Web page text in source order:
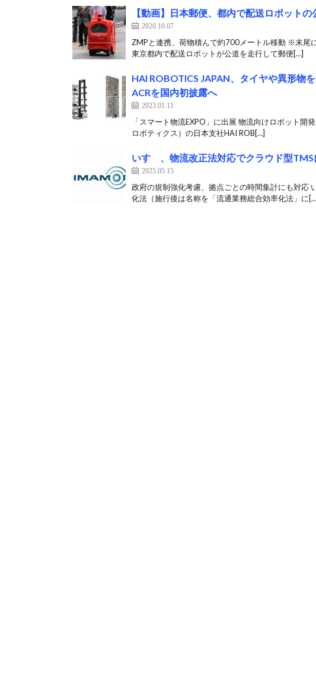
【動画】日本郵便、都内で配送ロボット
2020.10.07
ZMPと連携、荷物積んで約700メートル移動 ※末尾
東京都内で配送ロボットが公道を走行して郵便[…]
HAI ROBOTICS JAPAN、タイヤや異形物
ACRを国内初披露へ
2023.01.11
「スマート物流EXPO」に出展 物流向けロボット開
ロボティクス）の日本支社HAI ROB[…]
いすゞ、物流改正法対応でクラウド型
2025.05.15
政府の規制強化考慮、拠点ごとの時間集計にも対応
化法（施行後は名称を「流通業務総合効率化法」に